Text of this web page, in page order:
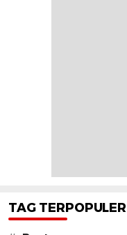
TAG TERPOPULER